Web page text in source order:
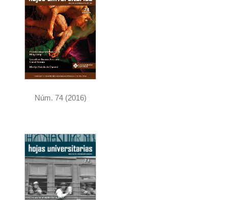
Núm. 74 (2016)